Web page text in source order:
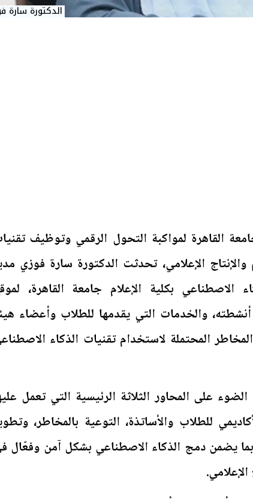
الدكتورة سارة
القاهرة لمواكبة التحول الرقمي وتوظيف
الإعلامي، تحدثت الدكتورة سارة فوزي
الاصطناعي بكلية الإعلام جامعة القاهرة،
والخدمات التي يقدمها للطلاب وأعضاء
المحتملة لاستخدام تقنيات الذكاء
على المحاور الثلاثة الرئيسية التي تعمل
للطلاب والأساتذة، التوعية بالمخاطر،
بما يضمن دمج الذكاء الاصطناعي بشكل آمن وفعّال